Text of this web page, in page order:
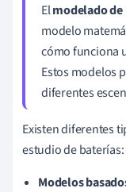
Elmodelado de
modelo
cómo funciona
Estos modelos
diferentes
Existen diferentes
estudio de baterías:
Modelos